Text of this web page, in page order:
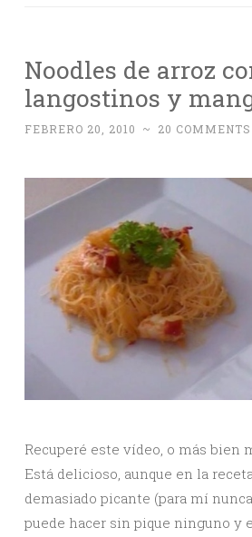
Noodles de arroz
langostinos y
FEBRERO 20, 2010 ~ 20 COMMENTS
Recuperé este vídeo, o más bien
Está delicioso, aunque en la
demasiado picante (para mí
puede hacer sin pique ninguno y